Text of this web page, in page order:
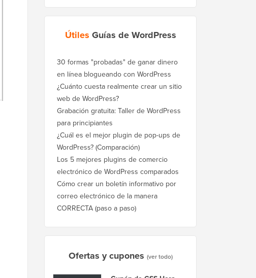
Útiles Guías de WordPress
30 formas "probadas" de ganar dinero
en línea blogueando con WordPress
¿Cuánto cuesta realmente crear un sitio
web de WordPress?
Grabación gratuita: Taller de WordPress
para principiantes
¿Cuál es el mejor plugin de pop-ups de
WordPress? (Comparación)
Los 5 mejores plugins de comercio
electrónico de WordPress comparados
Cómo crear un boletín informativo por
correo electrónico de la manera
CORRECTA (paso a paso)
Ofertas y cupones (ver todo)